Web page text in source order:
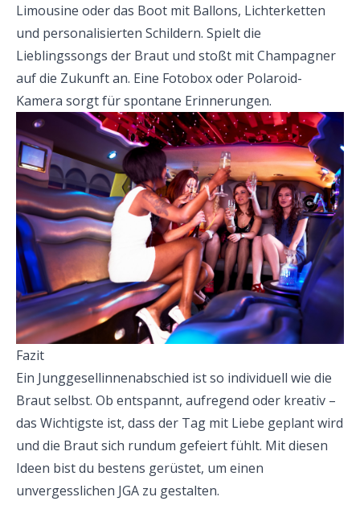
Limousine oder das Boot mit Ballons, Lichterketten
und personalisierten Schildern. Spielt die
Lieblingssongs der Braut und stoßt mit Champagner
auf die Zukunft an. Eine Fotobox oder Polaroid-
Kamera sorgt für spontane Erinnerungen.
Fazit
Ein Junggesellinnenabschied ist so individuell wie die
Braut selbst. Ob entspannt, aufregend oder kreativ –
das Wichtigste ist, dass der Tag mit Liebe geplant wird
und die Braut sich rundum gefeiert fühlt. Mit diesen
Ideen bist du bestens gerüstet, um einen
unvergesslichen JGA zu gestalten.